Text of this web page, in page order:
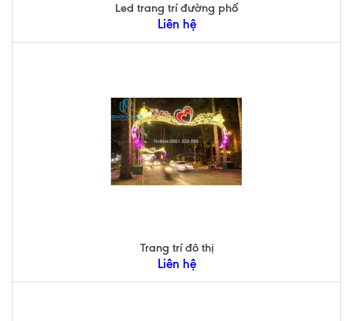
Led trang trí đường phố
Liên hệ
Trang trí đô thị
Liên hệ